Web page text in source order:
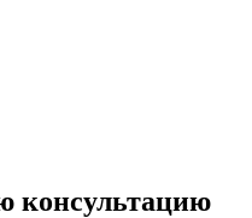
консультацию